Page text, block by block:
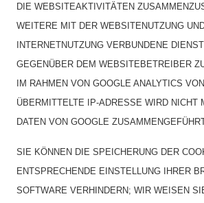
DIE WEBSITEAKTIVITÄTEN
WEITERE MIT DER WEBSITENUTZUNG
INTERNETNUTZUNG VERBUNDENE
GEGENÜBER DEM WEBSITEBETREIBER
IM RAHMEN VON GOOGLE ANALYTICS
ÜBERMITTELTE IP-ADRESSE WIRD NICHT
DATEN VON GOOGLE
SIE KÖNNEN DIE SPEICHERUNG DER
ENTSPRECHENDE EINSTELLUNG IHRER
SOFTWARE VERHINDERN; WIR WEISEN